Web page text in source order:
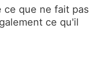
ce que ne fait pas
ce qu'il